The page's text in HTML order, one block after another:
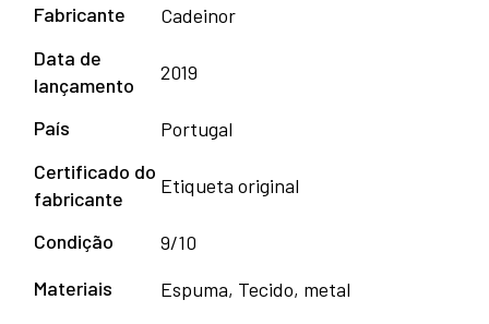
Fabricante
Cadeinor
Data de
lançamento
2019
País
Portugal
Certificado do
fabricante
Etiqueta original
Condição
9/10
Materiais
Espuma, Tecido, metal